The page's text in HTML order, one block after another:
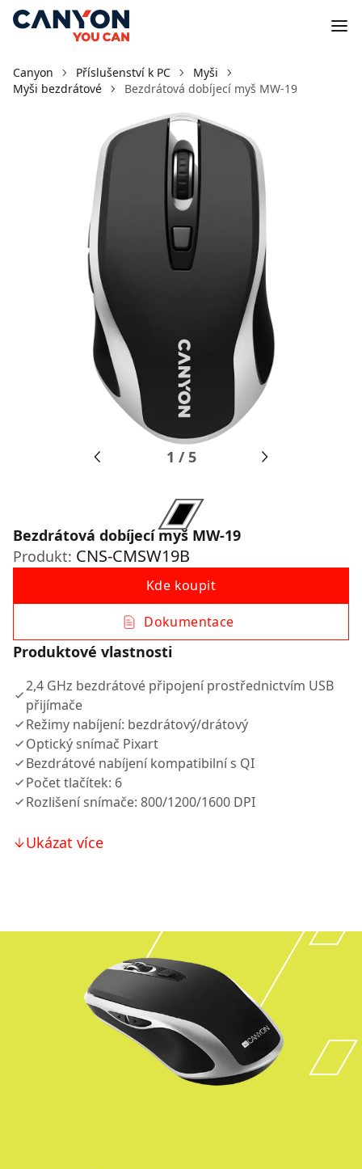
Canyon Příslušenství k PC
Myši
Myši bezdrátové
Bezdrátová dobíjecí myš MW-19
1 / 5
Bezdrátová dobíjecí myš MW-19
Produkt: CNS-CMSW19B
Kde koupit
Dokumentace
Produktové vlastnosti
2,4 GHz bezdrátové připojení prostřednictvím USB
přijímače
Režimy nabíjení: bezdrátový/drátový
Optický snímač Pixart
Bezdrátové nabíjení kompatibilní s QI
Počet tlačítek: 6
Rozlišení snímače: 800/1200/1600 DPI
Ukázat více